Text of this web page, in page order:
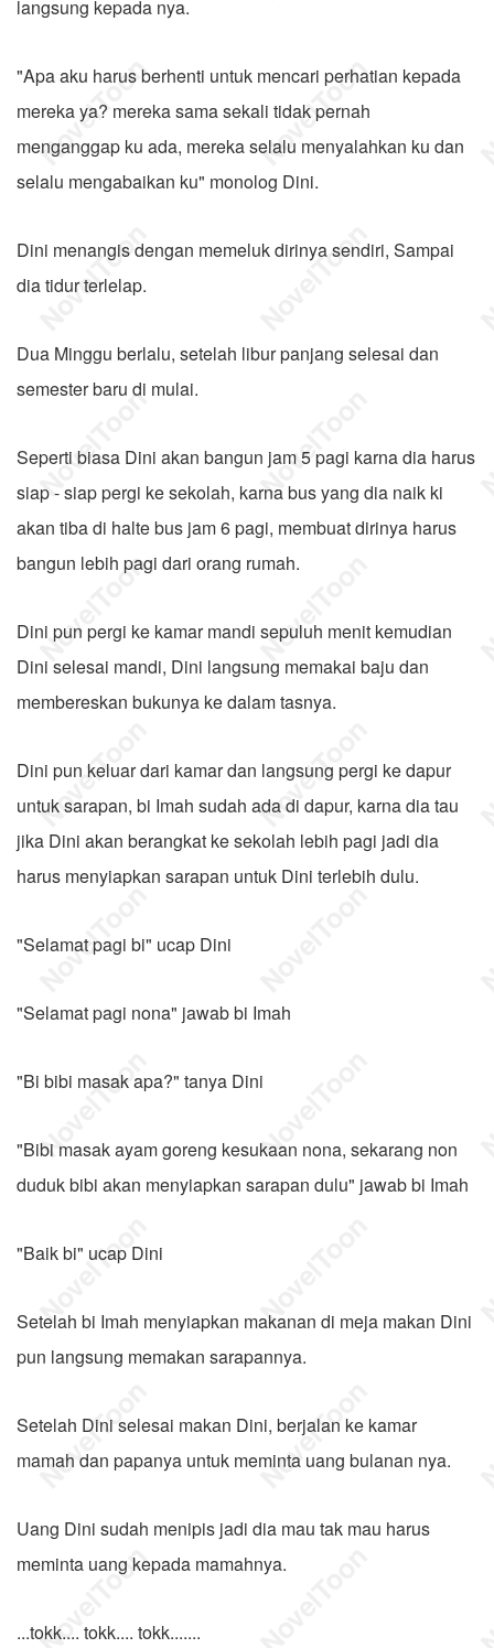
langsung kepada nya.
"Apa aku harus berhenti untuk mencari perhatian kepada
mereka ya? mereka sama sekali tidak pernah
menganggap ku ada, mereka selalu menyalahkan ku dan
selalu mengabaikan ku" monolog Dini.
Dini menangis dengan memeluk dirinya sendiri, Sampai
dia tidur terlelap.
Dua Minggu berlalu, setelah libur panjang selesai dan
semester baru di mulai.
Seperti biasa Dini akan bangun jam 5 pagi karna dia harus
siap - siap pergi ke sekolah, karna bus yang dia naik ki
akan tiba di halte bus jam 6 pagi, membuat dirinya harus
bangun lebih pagi dari orang rumah.
Dini pun pergi ke kamar mandi sepuluh menit kemudian
Dini selesai mandi, Dini langsung memakai baju dan
membereskan bukunya ke dalam tasnya.
Dini pun keluar dari kamar dan langsung pergi ke dapur
untuk sarapan, bi Imah sudah ada di dapur, karna dia tau
jika Dini akan berangkat ke sekolah lebih pagi jadi dia
harus menyiapkan sarapan untuk Dini terlebih dulu.
"Selamat pagi bi" ucap Dini
"Selamat pagi nona" jawab bi Imah
"Bi bibi masak apa?" tanya Dini
"Bibi masak ayam goreng kesukaan nona, sekarang non
duduk bibi akan menyiapkan sarapan dulu" jawab bi Imah
"Baik bi" ucap Dini
Setelah bi Imah menyiapkan makanan di meja makan Dini
pun langsung memakan sarapannya.
Setelah Dini selesai makan Dini, berjalan ke kamar
mamah dan papanya untuk meminta uang bulanan nya.
Uang Dini sudah menipis jadi dia mau tak mau harus
meminta uang kepada mamahnya.
...tokk.... tokk.... tokk.......